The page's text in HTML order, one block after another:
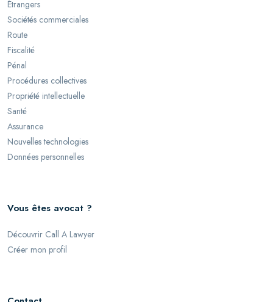
Étrangers
Sociétés commerciales
Route
Fiscalité
Pénal
Procédures collectives
Propriété intellectuelle
Santé
Assurance
Nouvelles technologies
Données personnelles
Vous êtes avocat ?
Découvrir Call A Lawyer
Créer mon profil